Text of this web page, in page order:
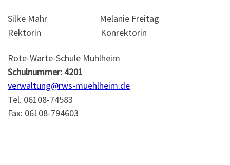
Silke Mahr Melanie Freitag
Rektorin Konrektorin
Rote-Warte-Schule Mühlheim
Schulnummer: 4201
verwaltung@rws-muehlheim.de
Tel. 06108-74583
Fax: 06108-794603